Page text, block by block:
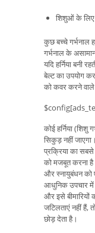
शिशुओं के लिए
कुछ बच्चे गर्भनाल
गर्भनाल के
यदि हर्निया बनी
बेल्ट का उपयोग
को कवर करने वाले
कोई हर्निया (शिशु
सिकुड़ नहीं
प्रक्रिया का सबसे
को मजबूत करना
और स्नायुबंधन को
आधुनिक उपचार में
और इसे बीमारियों
जटिलताएं नहीं हैं,
छोड़ देता है।